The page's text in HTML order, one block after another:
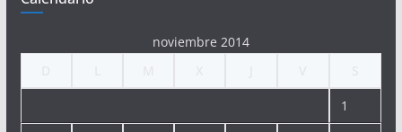
noviembre 2014
1